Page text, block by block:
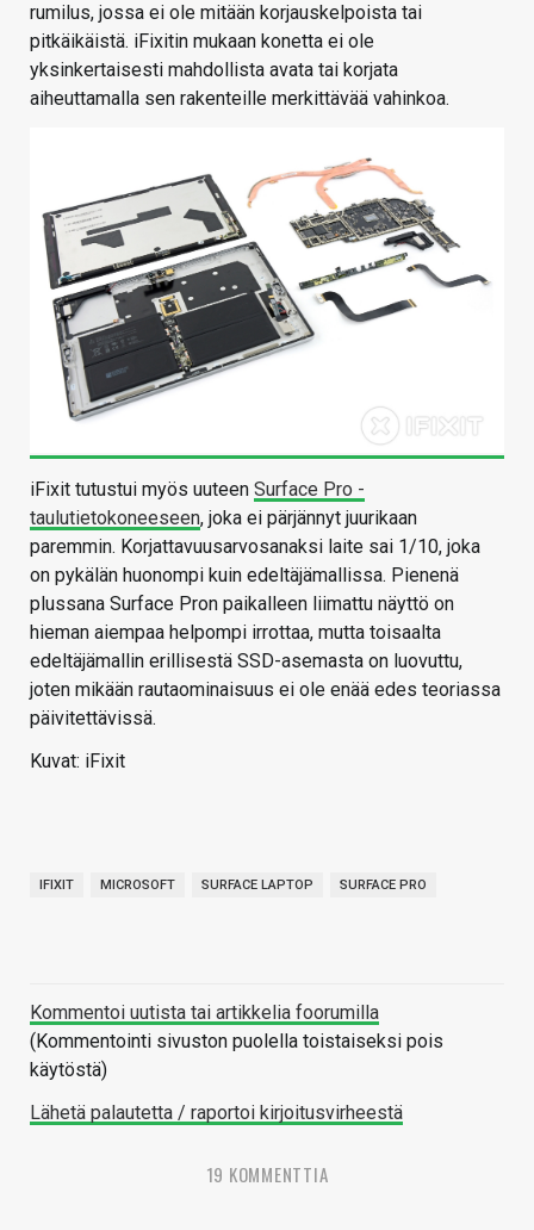
rumilus, jossa ei ole mitään korjauskelpoista tai
pitkäikäistä. iFixitin mukaan konetta ei ole
yksinkertaisesti mahdollista avata tai korjata
aiheuttamalla sen rakenteille merkittävää vahinkoa.
iFixit tutustui myös uuteen Surface Pro -
taulutietokoneeseen, joka ei pärjännyt juurikaan
paremmin. Korjattavuusarvosanaksi laite sai 1/10, joka
on pykälän huonompi kuin edeltäjämallissa. Pienenä
plussana Surface Pron paikalleen liimattu näyttö on
hieman aiempaa helpompi irrottaa, mutta toisaalta
edeltäjämallin erillisestä SSD-asemasta on luovuttu,
joten mikään rautaominaisuus ei ole enää edes teoriassa
päivitettävissä.
Kuvat: iFixit
IFIXIT MICROSOFT SURFACE LAPTOP SURFACE PRO
Kommentoi uutista tai artikkelia foorumilla
(Kommentointi sivuston puolella toistaiseksi pois
käytöstä)
Lähetä palautetta / raportoi kirjoitusvirheestä
19 KOMMENTTIA